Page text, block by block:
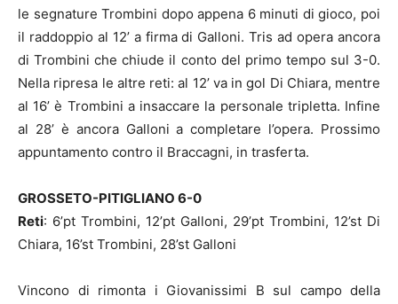
le segnature Trombini dopo appena 6 minuti di gioco, poi
il raddoppio al 12’ a firma di Galloni. Tris ad opera ancora
di Trombini che chiude il conto del primo tempo sul 3-0.
Nella ripresa le altre reti: al 12’ va in gol Di Chiara, mentre
al 16’ è Trombini a insaccare la personale tripletta. Infine
al 28’ è ancora Galloni a completare l’opera. Prossimo
appuntamento contro il Braccagni, in trasferta.
GROSSETO-PITIGLIANO 6-0
Reti: 6’pt Trombini, 12’pt Galloni, 29’pt Trombini, 12’st Di
Chiara, 16’st Trombini, 28’st Galloni
Vincono di rimonta i Giovanissimi B sul campo della